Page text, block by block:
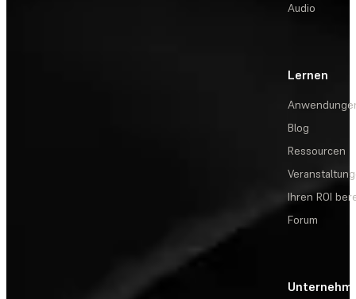
Audio
Lernen
Blog
Ressourcen
Ihren ROI
Forum